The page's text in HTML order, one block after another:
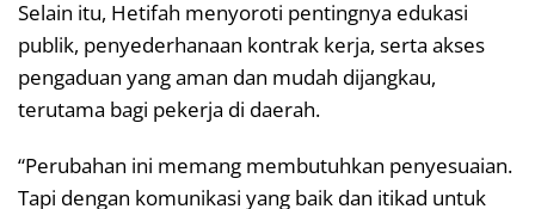
Selain itu, Hetifah menyoroti pentingnya edukasi
publik, penyederhanaan kontrak kerja, serta akses
pengaduan yang aman dan mudah dijangkau,
terutama bagi pekerja di daerah.
“Perubahan ini memang membutuhkan penyesuaian.
Tapi dengan komunikasi yang baik dan itikad untuk